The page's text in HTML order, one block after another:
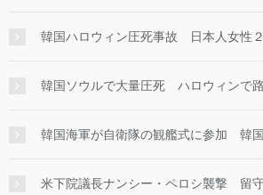
韓国ハロウィン圧死事故 日本人女性
韓国ソウルで大量圧死 ハロウィンで
韓国海軍が自衛隊の観艦式に参加 韓
米下院議長ナンシー・ペロシ襲撃 留